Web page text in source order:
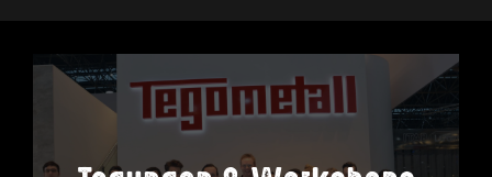
konzentrieren können.